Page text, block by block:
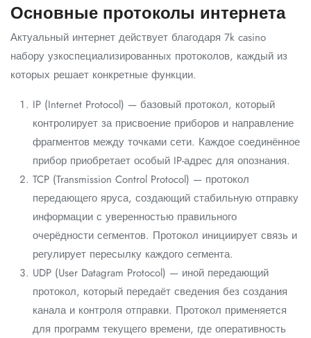
Основные протоколы интернета
Актуальный интернет действует благодаря 7k casino
набору узкоспециализированных протоколов, каждый из
которых решает конкретные функции.
IP (Internet Protocol) — базовый протокол, который
контролирует за присвоение приборов и направление
фрагментов между точками сети. Каждое соединённое
прибор приобретает особый IP-адрес для опознания.
TCP (Transmission Control Protocol) — протокол
передающего яруса, создающий стабильную отправку
информации с уверенностью правильного
очерёдности сегментов. Протокол инициирует связь и
регулирует пересылку каждого сегмента.
UDP (User Datagram Protocol) — иной передающий
протокол, который передаёт сведения без создания
канала и контроля отправки. Протокол применяется
для программ текущего времени, где оперативность